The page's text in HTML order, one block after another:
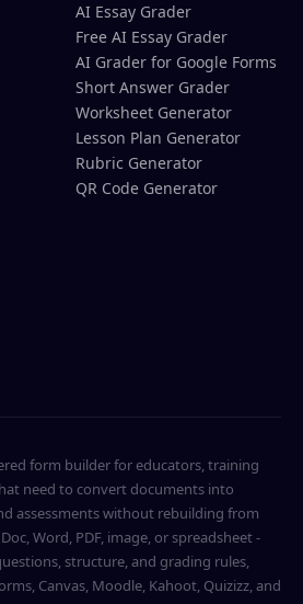
AI Essay Grader
Free AI Essay Grader
AI Grader for Google Forms
Short Answer Grader
Worksheet Generator
Lesson Plan Generator
Rubric Generator
QR Code Generator
form builder for educators, training
need to convert documents into
assessments without rebuilding from
Word, PDF, image, or spreadsheet -
structure, and grading rules,
Canvas, Moodle, Kahoot, Quizizz, and